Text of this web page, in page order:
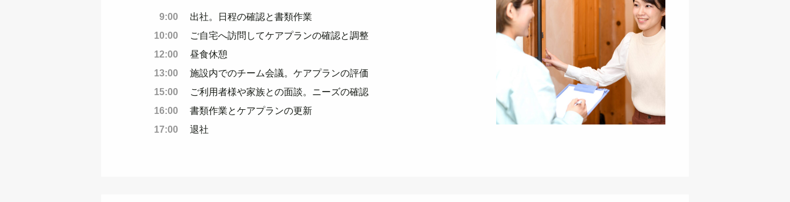
9:00
出社。日程の確認と書類作業
10:00
ご自宅へ訪問してケアプランの確認と調整
12:00
昼食休憩
13:00
施設内でのチーム会議。ケアプランの評価
15:00
ご利用者様や家族との面談。ニーズの確認
16:00
書類作業とケアプランの更新
17:00
退社